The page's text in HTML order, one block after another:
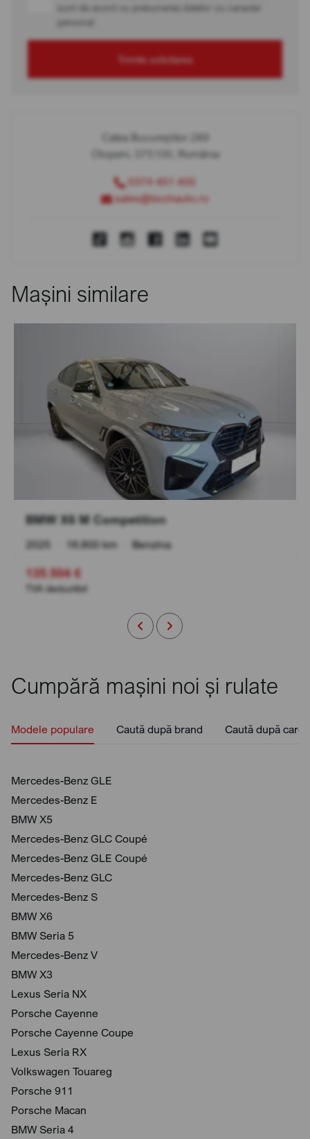
sunt de acord cu prelucrarea datelor cu caracter
personal
Trimite solicitarea
Calea Bucureștilor 289
Otopeni, 075100, România
0374 451 400
sales@bcchauto.ro
Mașini similare
BMW X6 M Competition
2025 18.800 km Benzina
135.504 €
TVA deductibil
Cumpără mașini noi și rulate
Modele populare Caută după brand Caută după
Mercedes-Benz GLE
Mercedes-Benz E
BMW X5
Mercedes-Benz GLC Coupé
Mercedes-Benz GLE Coupé
Mercedes-Benz GLC
Mercedes-Benz S
BMW X6
BMW Seria 5
Mercedes-Benz V
BMW X3
Lexus Seria NX
Porsche Cayenne
Porsche Cayenne Coupe
Lexus Seria RX
Volkswagen Touareg
Porsche 911
Porsche Macan
BMW Seria 4